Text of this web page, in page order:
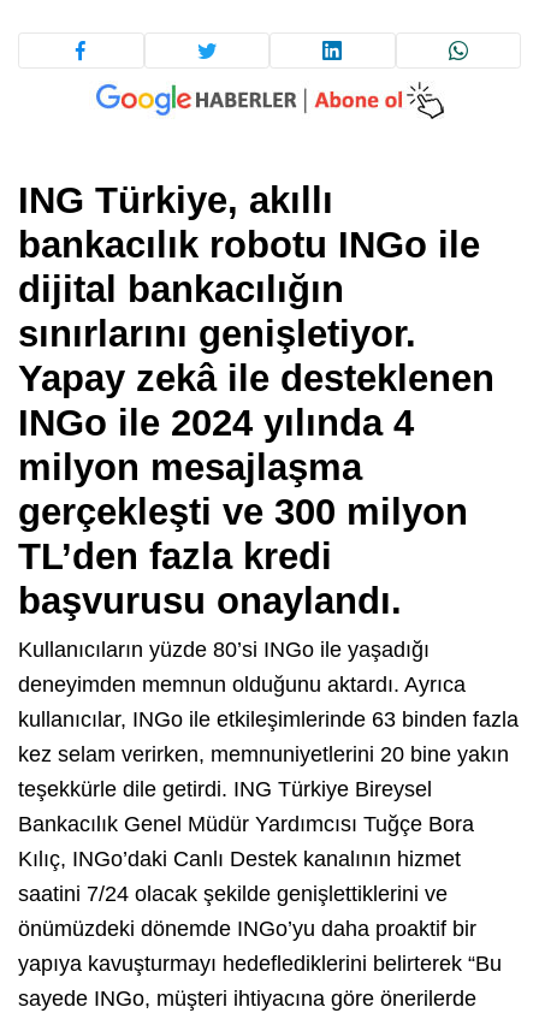
ING Türkiye, akıllı
bankacılık robotu INGo ile
dijital bankacılığın
sınırlarını genişletiyor.
Yapay zekâ ile desteklenen
INGo ile 2024 yılında 4
milyon mesajlaşma
gerçekleşti ve 300 milyon
TL’den fazla kredi
başvurusu onaylandı.
Kullanıcıların yüzde 80’si INGo ile yaşadığı
deneyimden memnun olduğunu aktardı. Ayrıca
kullanıcılar, INGo ile etkileşimlerinde 63 binden fazla
kez selam verirken, memnuniyetlerini 20 bine yakın
teşekkürle dile getirdi. ING Türkiye Bireysel
Bankacılık Genel Müdür Yardımcısı Tuğçe Bora
Kılıç, INGo’daki Canlı Destek kanalının hizmet
saatini 7/24 olacak şekilde genişlettiklerini ve
önümüzdeki dönemde INGo’yu daha proaktif bir
yapıya kavuşturmayı hedeflediklerini belirterek “Bu
sayede INGo, müşteri ihtiyacına göre önerilerde